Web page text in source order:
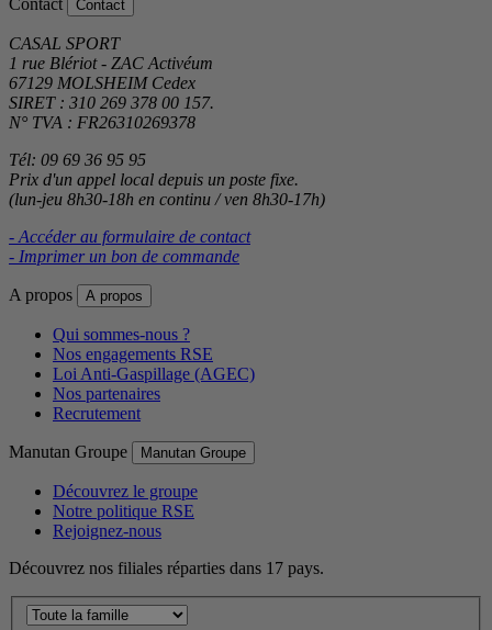
Contact Contact
CASAL SPORT
1 rue Blériot - ZAC Activéum
67129 MOLSHEIM Cedex
SIRET : 310 269 378 00 157.
N° TVA : FR26310269378
Tél: 09 69 36 95 95
Prix d'un appel local depuis un poste fixe.
(lun-jeu 8h30-18h en continu / ven 8h30-17h)
- Accéder au formulaire de contact
- Imprimer un bon de commande
A propos A propos
Qui sommes-nous ?
Nos engagements RSE
Loi Anti-Gaspillage (AGEC)
Nos partenaires
Recrutement
Manutan Groupe Manutan Groupe
Découvrez le groupe
Notre politique RSE
Rejoignez-nous
Découvrez nos filiales réparties dans 17 pays.